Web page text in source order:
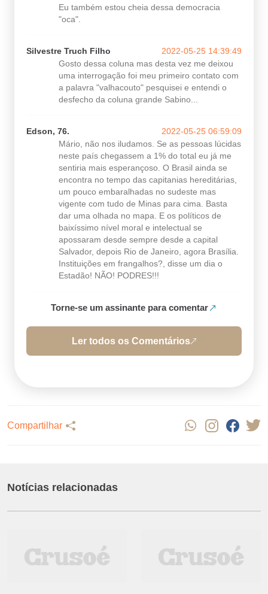
Eu também estou cheia dessa democracia
"oca".
Silvestre Truch Filho
2022-05-25 14:39:49
Gosto dessa coluna mas desta vez me deixou
uma interrogação foi meu primeiro contato com
a palavra "valhacouto" pesquisei e entendi o
desfecho da coluna grande Sabino...
Edson, 76.
2022-05-25 06:59:09
Mário, não nos iludamos. Se as pessoas lúcidas
neste país chegassem a 1% do total eu já me
sentiria mais esperançoso. O Brasil ainda se
encontra no tempo das capitanias hereditárias,
um pouco embaralhadas no sudeste mas
vigente com tudo de Minas para cima. Basta
dar uma olhada no mapa. E os políticos de
baixíssimo nível moral e intelectual se
apossaram desde sempre desde a capital
Salvador, depois Rio de Janeiro, agora Brasília.
Instituições em frangalhos?, disse um dia o
Estadão! NÃO! PODRES!!!
Torne-se um assinante para comentar
Ler todos os Comentários
Compartilhar
Notícias relacionadas